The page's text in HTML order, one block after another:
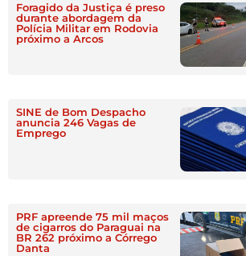
Foragido da Justiça é preso
durante abordagem da
Polícia Militar em Rodovia
próximo a Arcos
SINE de Bom Despacho
anuncia 246 Vagas de
Emprego
PRF apreende 75 mil maços
de cigarros do Paraguai na
BR 262 próximo a Córrego
Danta